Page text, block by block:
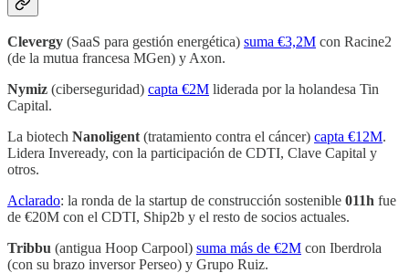
Clevergy (SaaS para gestión energética) suma €3,2M con Racine2
(de la mutua francesa MGen) y Axon.
Nymiz (ciberseguridad) capta €2M liderada por la holandesa Tin
Capital.
La biotech Nanoligent (tratamiento contra el cáncer) capta €12M.
Lidera Inveready, con la participación de CDTI, Clave Capital y
otros.
Aclarado: la ronda de la startup de construcción sostenible 011h fue
de €20M con el CDTI, Ship2b y el resto de socios actuales.
Tribbu (antigua Hoop Carpool) suma más de €2M con Iberdrola
(con su brazo inversor Perseo) y Grupo Ruiz.